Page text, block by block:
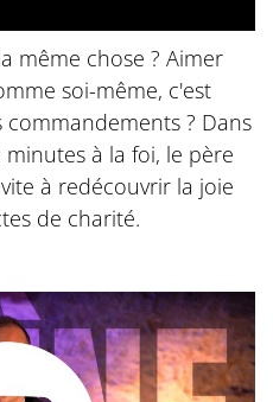
même chose ? Aimer
soi-même, c'est
? Dans
à la foi, le père
à redécouvrir la joie
de charité.